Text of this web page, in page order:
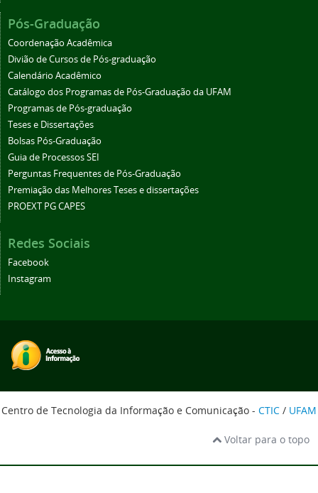
Pós-Graduação
Coordenação Acadêmica
Divião de Cursos de Pós-graduação
Calendário Acadêmico
Catálogo dos Programas de Pós-Graduação da UFAM
Programas de Pós-graduação
Teses e Dissertações
Bolsas Pós-Graduação
Guia de Processos SEI
Perguntas Frequentes de Pós-Graduação
Premiação das Melhores Teses e dissertações
PROEXT PG CAPES
Redes Sociais
Facebook
Instagram
Centro de Tecnologia da Informação e Comunicação - CTIC / UFAM
Voltar para o topo